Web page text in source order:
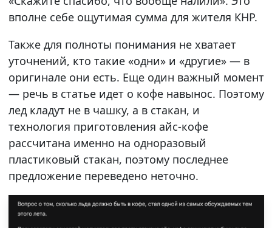
вполне себе ощутимая сумма для жителя КНР.
Также для полноты понимания не хватает
уточнений, кто такие «одни» и «другие» — в
оригинале они есть. Еще один важный момент
— речь в статье идет о кофе навынос. Поэтому
лед кладут не в чашку, а в стакан, и
технология приготовления айс-кофе
рассчитана именно на одноразовый
пластиковый стакан, поэтому последнее
предложение переведено неточно.